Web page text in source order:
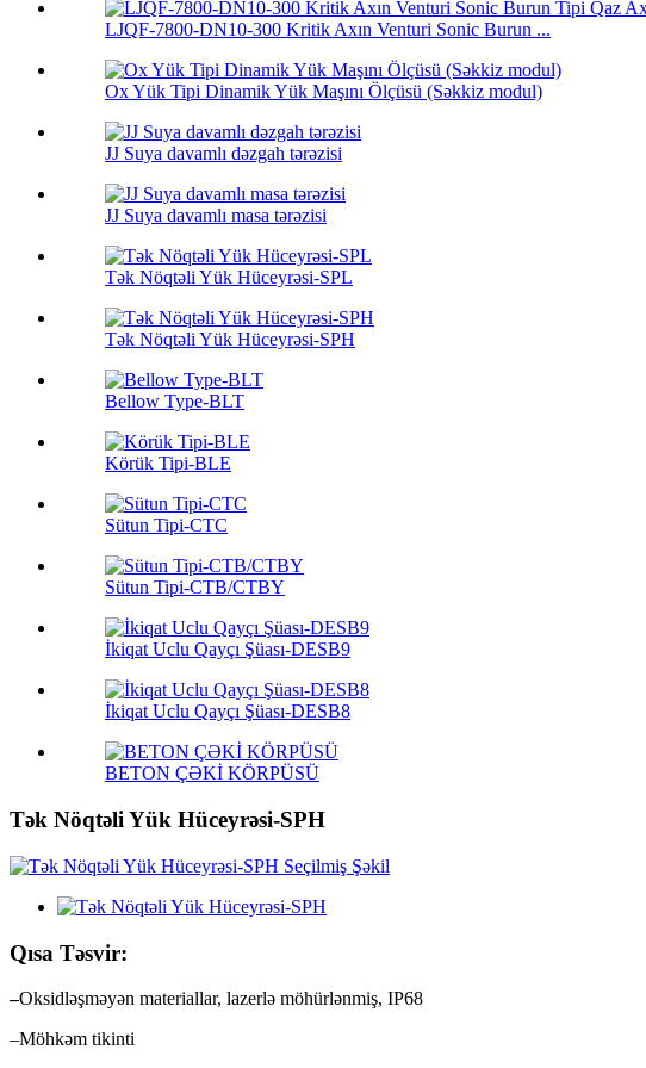
LJQF-7800-DN10-300 Kritik Axın Venturi Sonic Burun ...
Ox Yük Tipi Dinamik Yük Maşını Ölçüsü (Səkkiz modul)
JJ Suya davamlı dəzgah tərəzisi
JJ Suya davamlı masa tərəzisi
Tək Nöqtəli Yük Hüceyrəsi-SPL
Tək Nöqtəli Yük Hüceyrəsi-SPH
Bellow Type-BLT
Körük Tipi-BLE
Sütun Tipi-CTC
Sütun Tipi-CTB/CTBY
İkiqat Uclu Qayçı Şüası-DESB9
İkiqat Uclu Qayçı Şüası-DESB8
BETON ÇƏKİ KÖRPÜSÜ
Tək Nöqtəli Yük Hüceyrəsi-SPH
Qısa Təsvir:
–Oksidləşməyən materiallar, lazerlə möhürlənmiş, IP68
–Möhkəm tikinti